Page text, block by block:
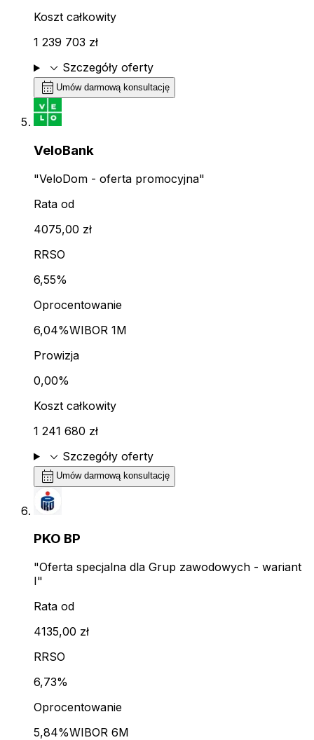
Koszt całkowity
1 239 703 zł
expand_more Szczegóły oferty
calendar_month Umów darmową konsultację
VeloBank
"VeloDom - oferta promocyjna"
Rata od
4075,00 zł
RRSO
6,55%
Oprocentowanie
6,04%WIBOR 1M
Prowizja
0,00%
Koszt całkowity
1 241 680 zł
expand_more Szczegóły oferty
calendar_month Umów darmową konsultację
PKO BP
"Oferta specjalna dla Grup zawodowych - wariant
I"
Rata od
4135,00 zł
RRSO
6,73%
Oprocentowanie
5,84%WIBOR 6M